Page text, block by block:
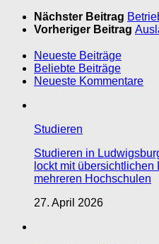
Nächster Beitrag
Vorheriger Beitrag
Neueste Beiträge
Beliebte Beiträge
Neueste Kommentare
Studieren
Studieren in
lockt mit
mehreren Hochschulen
27. April 2026